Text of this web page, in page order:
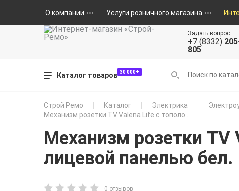
О компании Услуги розничного магазина
Задать вопрос
+7 (8332)
805
Каталог товаров 30 000+
Строй Ремо Каталог Электрика
Механизм розетки TV Valena Life с тополо...
Механизм розетки TV
лицевой панелью бел.
0 отзывов